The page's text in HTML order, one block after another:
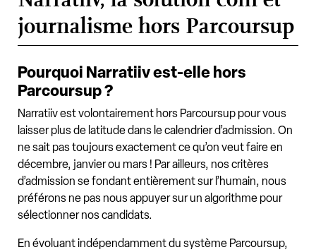
journalisme hors Parcoursup
Pourquoi Narratiiv est-elle hors
Parcoursup ?
Narratiiv est volontairement hors Parcoursup pour vous
laisser plus de latitude dans le calendrier d’admission. On
ne sait pas toujours exactement ce qu’on veut faire en
décembre, janvier ou mars ! Par ailleurs, nos critères
d’admission se fondant entièrement sur l’humain, nous
préférons ne pas nous appuyer sur un algorithme pour
sélectionner nos candidats.
En évoluant indépendamment du système Parcoursup,